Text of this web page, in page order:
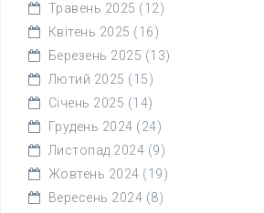
Травень 2025 (12)
Квітень 2025 (16)
Березень 2025 (13)
Лютий 2025 (15)
Січень 2025 (14)
Грудень 2024 (24)
Листопад 2024 (9)
Жовтень 2024 (19)
Вересень 2024 (8)